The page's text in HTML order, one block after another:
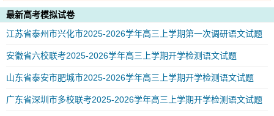
最新高考模拟试卷
江苏省泰州市兴化市2025-2026学年高三上学期第一次调研语文试题
安徽省六校联考2025-2026学年高三上学期开学检测语文试题
山东省泰安市肥城市2025-2026学年高三上学期开学检测语文试题
广东省深圳市多校联考2025-2026学年高三上学期开学检测语文试题